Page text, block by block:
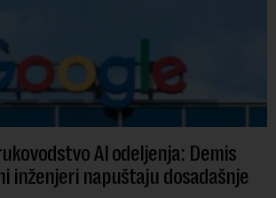
AI odeljenja: Demis
inženjeri napuštaju dosadašnje